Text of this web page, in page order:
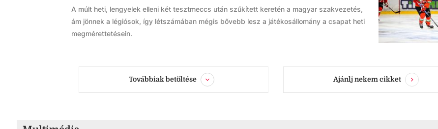
A múlt heti, lengyelek elleni két tesztmeccs után szűkített keretén a magyar szakvezetés,
ám jönnek a légiósok, így létszámában mégis bővebb lesz a játékosállomány a csapat heti
megmérettetésein.
Továbbiak betöltése Ajánlj nekem cikket